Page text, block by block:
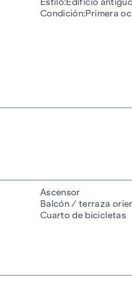
Condición Primera
Ascensor
Balcón / terraza
Cuarto de bicicletas